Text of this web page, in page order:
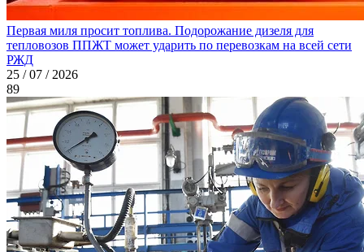
Первая миля просит топлива. Подорожание дизеля для
тепловозов ППЖТ может ударить по перевозкам на всей сети
РЖД
25 / 07 / 2026
89